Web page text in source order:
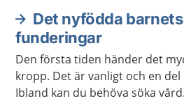
Det nyfödda
funderingar
Den första tiden händer det
kropp. Det är vanligt och en
Ibland kan du behöva söka vård.